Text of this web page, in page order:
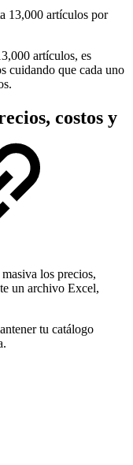
13,000 artículos por
artículos, es
cuidando que cada uno
costos y
los precios,
un archivo Excel,
tu catálogo